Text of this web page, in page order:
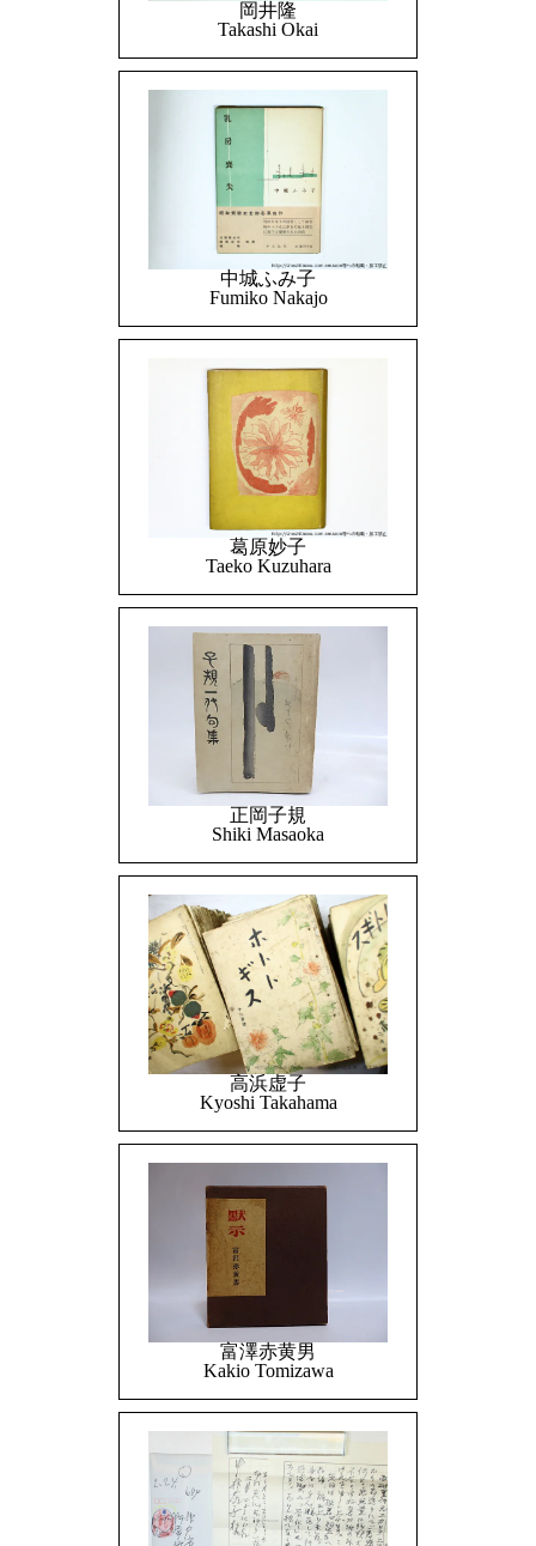
岡井隆
Takashi Okai
中城ふみ子
Fumiko Nakajo
葛原妙子
Taeko Kuzuhara
正岡子規
Shiki Masaoka
高浜虚子
Kyoshi Takahama
富澤赤黄男
Kakio Tomizawa